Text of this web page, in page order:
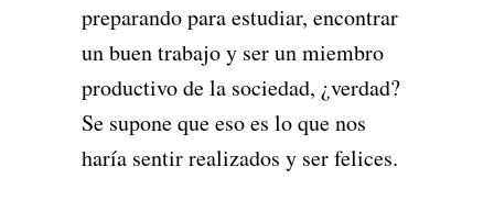
preparando para estudiar, encontrar
un buen trabajo y ser un miembro
productivo de la sociedad, ¿verdad?
Se supone que eso es lo que nos
haría sentir realizados y ser felices.